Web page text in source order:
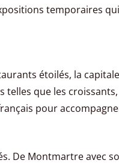
temporaires
étoilés, la
que les
pour
De Montmartre avec